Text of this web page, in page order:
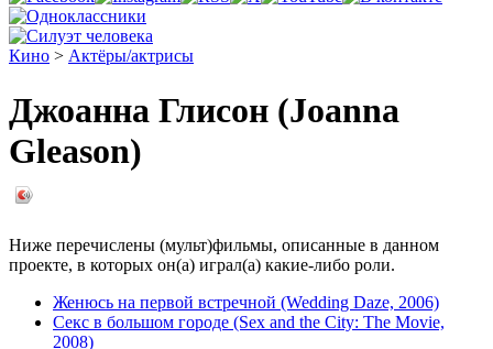
Кино > Актёры/актрисы
Джоанна Глисон (Joanna
Gleason)
Ниже перечислены (мульт)фильмы, описанные в данном
проекте, в которых он(а) играл(а) какие-либо роли.
Женюсь на первой встречной (Wedding Daze, 2006)
Секс в большом городе (Sex and the City: The Movie,
2008)